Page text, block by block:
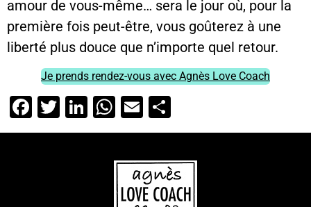
amour de vous-même… sera le jour où, pour la
première fois peut-être, vous goûterez à une
liberté plus douce que n’importe quel retour.
Je prends rendez-vous avec Agnès Love Coach
Facebook
Twitter
LinkedIn
WhatsApp
Email